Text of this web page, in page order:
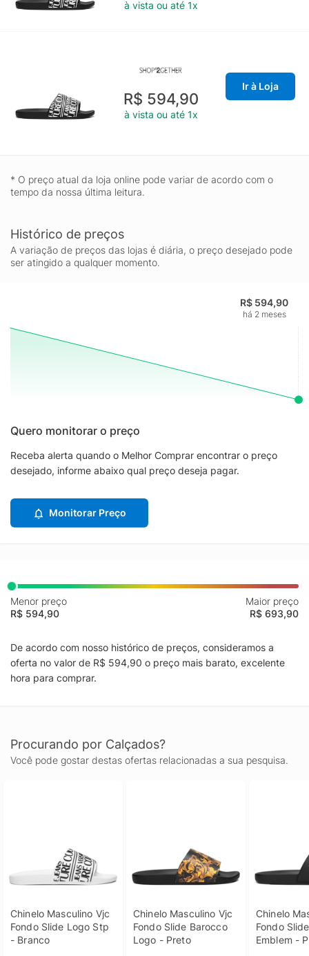
à vista ou até 1x
R$ 594,90
à vista ou até 1x
Ir à Loja
* O preço atual da loja online pode variar de acordo com o
tempo da nossa última leitura.
Histórico de preços
A variação de preços das lojas é diária, o preço desejado pode
ser atingido a qualquer momento.
R$ 594,90
há 2 meses
Quero monitorar o preço
Receba alerta quando o Melhor Comprar encontrar o preço
desejado, informe abaixo qual preço deseja pagar.
Monitorar Preço
Menor preço
R$ 594,90
Maior preço
R$ 693,90
De acordo com nosso histórico de preços, consideramos a
oferta no valor de R$ 594,90 o preço mais barato, excelente
hora para comprar.
Procurando por Calçados?
Você pode gostar destas ofertas relacionadas a sua pesquisa.
Chinelo Masculino Vjc
Fondo Slide Logo Stp
- Branco
Chinelo Masculino Vjc
Fondo Slide Barocco
Logo - Preto
Chinelo
Fondo
Emblem -